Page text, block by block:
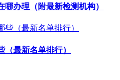
办理（附最新检测机构）
最新名单排行）